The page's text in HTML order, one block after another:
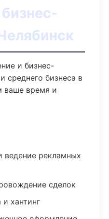
и бизнес-
среднего бизнеса в
ваше время и
ведение рекламных
сделок
хантинг